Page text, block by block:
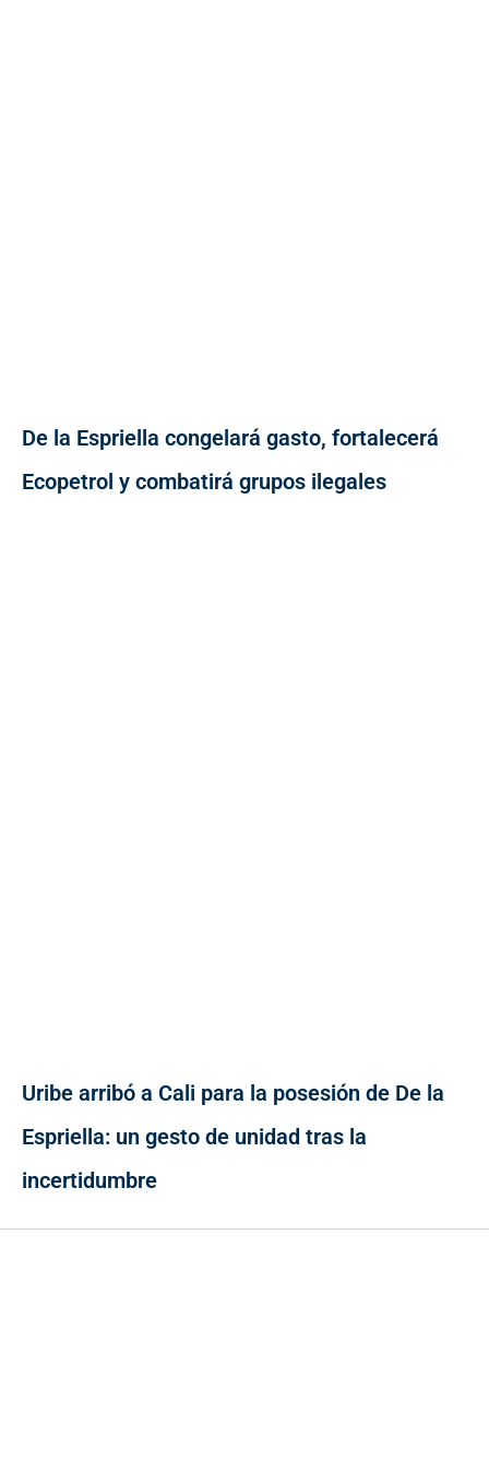
De la Espriella congelará gasto, fortalecerá
Ecopetrol y combatirá grupos ilegales
Uribe arribó a Cali para la posesión de De la
Espriella: un gesto de unidad tras la
incertidumbre